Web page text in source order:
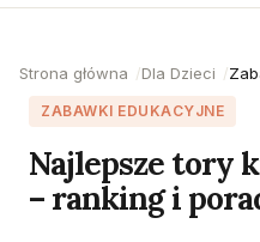
Strona główna Dla Dzieci
ZABAWKI EDUKACYJNE
Najlepsze tory
– ranking i